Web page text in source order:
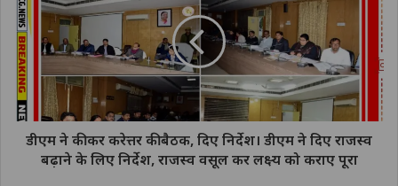
डीएम ने की कर करेत्तर की बैठक, दिए निर्देश। डीएम ने दिए राजस्व
बढ़ाने के लिए निर्देश, राजस्व वसूल कर लक्ष्य को कराए पूरा